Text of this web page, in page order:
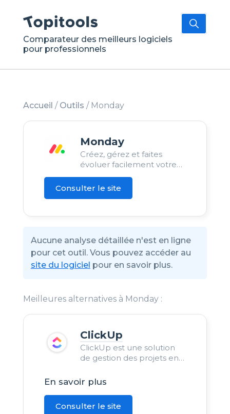
Comparateur des meilleurs logiciels
pour professionnels
Accueil / Outils / Monday
Monday
Créez, gérez et faites
évoluer facilement votre
travail sur une seule
plateforme.
Consulter le site
Aucune analyse détaillée n'est en ligne
pour cet outil. Vous pouvez accéder au
site du logiciel pour en savoir plus.
Meilleures alternatives à Monday :
ClickUp
ClickUp est une solution
de gestion des projets en
interface intuitive avec des
fonctionnalités
collaboratives.
En savoir plus
Consulter le site